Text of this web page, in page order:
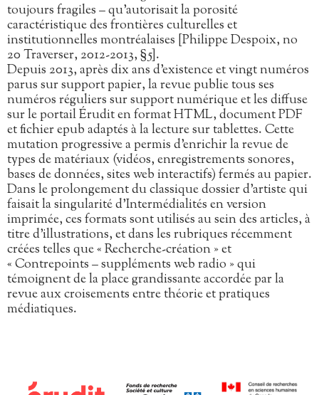
toujours fragiles – qu’autorisait la porosité
caractéristique des frontières culturelles et
institutionnelles montréalaises [Philippe Despoix, no
20 Traverser, 2012-2013, §5].
Depuis 2013, après dix ans d’existence et vingt numéros
parus sur support papier, la revue publie tous ses
numéros réguliers sur support numérique et les diffuse
sur le portail Érudit en format HTML, document PDF
et fichier epub adaptés à la lecture sur tablettes. Cette
mutation progressive a permis d’enrichir la revue de
types de matériaux (vidéos, enregistrements sonores,
bases de données, sites web interactifs) fermés au papier.
Dans le prolongement du classique dossier d’artiste qui
faisait la singularité d’Intermédialités en version
imprimée, ces formats sont utilisés au sein des articles, à
titre d’illustrations, et dans les rubriques récemment
créées telles que « Recherche-création » et
« Contrepoints – suppléments web radio » qui
témoignent de la place grandissante accordée par la
revue aux croisements entre théorie et pratiques
médiatiques.